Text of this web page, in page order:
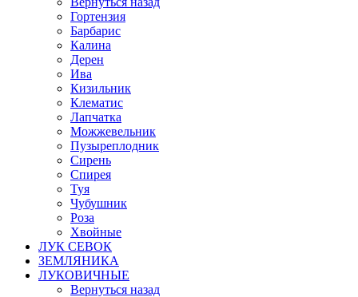
Гортензия
Барбарис
Калина
Дерен
Ива
Кизильник
Клематис
Лапчатка
Можжевельник
Пузыреплодник
Сирень
Спирея
Туя
Чубушник
Роза
Хвойные
ЛУК СЕВОК
ЗЕМЛЯНИКА
ЛУКОВИЧНЫЕ
Вернуться назад